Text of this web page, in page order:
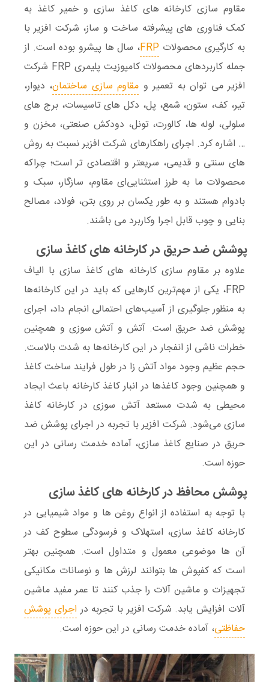
مقاوم سازی کارخانه های کاغذ سازی و خمیر کاغذ به
کمک فناوری های پیشرفته ساخت و ساز، شرکت افزیربا
به کارگیری محصولات FRP، سال ها پیشرو بوده است. از
جمله کاربردهای محصولات کامپوزیت پلیمری FRP شرکت
افزیر می توان به تعمیر و مقاوم سازی ساختمان، دیوار،
تیر، کف، ستون، شمع، پل، دکل های تاسیسات، برج های
سلولی، لوله ها، کالورت، تونل، دودکش صنعتی، مخزن و
… اشاره کرد. اجرای راهکارهای شرکت افزیر نسبت به روش
های سنتی و قدیمی، سریعتر و اقتصادی تر است؛ چراکه
محصولات ما به طرز استثنایی‌ای مقاوم، سازگار، سبک و
بادوام هستند و به طور یکسان بر روی بتن، فولاد، مصالح
بنایی و چوب قابل اجرا وکاربرد می باشند.
پوشش ضد حریق در کارخانه های کاغذ سازی
علاوه برمقاوم سازی کارخانه های کاغذ سازی با الیاف
FRP، یکی از مهم‌ترین کارهایی که باید در این کارخانه‌ها
به منظور جلوگیری از آسیب‌های احتمالی انجام داد، اجرای
پوشش ضد حریق است. آتش و آتش سوزی و همچنین
خطرات ناشی از انفجار در این کارخانه‌ها به شدت بالاست.
حجم عظیم وجود مواد آتش زا در طول فرایند ساخت کاغذ
و همچنین وجود کاغذها در انبار کاغذ کارخانه باعث ایجاد
محیطی به شدتمستعد آتش سوزی در کارخانه کاغذ
سازیمی‌شود. شرکت افزیربا تجربه در اجرای پوشش ضد
حریق در صنایع کاغذ سازی، آماده خدمت رسانی در این
حوزه است.
پوشش محافظ در کارخانه های کاغذ سازی
با توجه به استفاده از انواع روغنها و مواد شیمیایی در
کارخانه کاغذ سازی، استهلاک و فرسودگی سطوح کف در
آن ها موضوعی معمول و متداول است. همچنین بهتر
است که کفپوش ها بتوانند لرزش ها ونوسانات مکانیکی
تجهیزات و ماشین آلات را جذب کنند تا عمر مفید ماشین
آلات افزایش یابد. شرکت افزیربا تجربه در اجرای پوشش
حفاظتی، آماده خدمت رسانی در این حوزه است.